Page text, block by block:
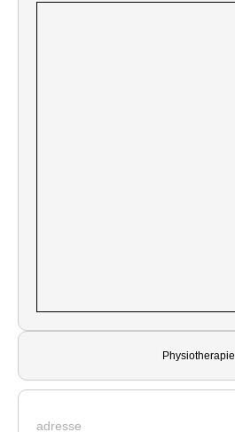
Physiotherapie
adresse